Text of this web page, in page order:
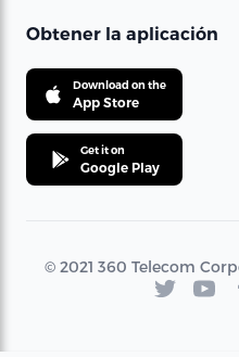
Obtener la aplicación
Download on the
App Store
Get it on
Google Play
© 2021 360 Telecom